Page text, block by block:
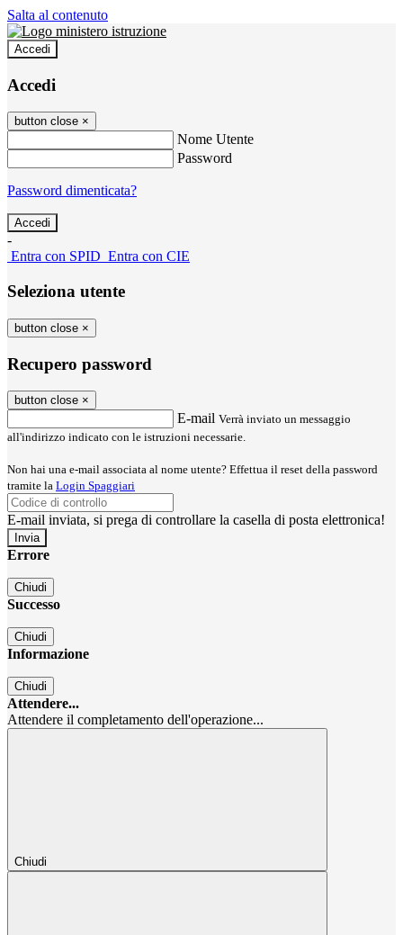
Salta al contenuto
Accedi
Accedi
button close ×
Nome Utente
Password
Password dimenticata?
-
Entra con SPID Entra con CIE
Seleziona utente
button close ×
Recupero password
button close ×
E-mail Verrà inviato un messaggio
all'indirizzo indicato con le istruzioni necessarie.
Non hai una e-mail associata al nome utente? Effettua il reset della password
tramite la Login Spaggiari
E-mail inviata, si prega di controllare la casella di posta elettronica!
Errore
Chiudi
Successo
Chiudi
Informazione
Chiudi
Attendere...
Attendere il completamento dell'operazione...
Chiudi